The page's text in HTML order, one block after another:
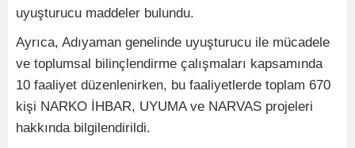
uyuşturucu maddeler bulundu.
Ayrıca, Adıyaman genelinde uyuşturucu ile mücadele
ve toplumsal bilinçlendirme çalışmaları kapsamında
10 faaliyet düzenlenirken, bu faaliyetlerde toplam 670
kişi NARKO İHBAR, UYUMA ve NARVAS projeleri
hakkında bilgilendirildi.